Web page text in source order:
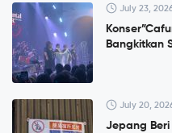
July 23,
Bangkitkan
July 20,
Jepang